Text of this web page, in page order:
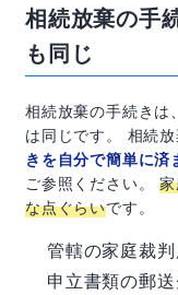
相続放棄の手
も同じ
相続放棄の手続きは
は同じです。 相続
きを自分で簡単に
ご参照ください。
な点ぐらいです。
管轄の家庭裁判
申立書類の郵送